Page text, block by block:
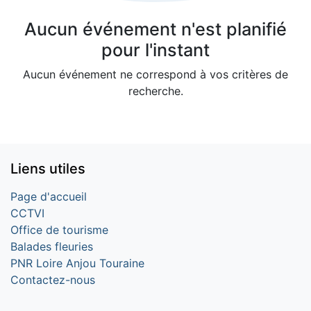
Aucun événement n'est planifié
pour l'instant
Aucun événement ne correspond à vos critères de
recherche.
Liens utiles
Page d'accueil
CCTVI
Office de tourisme
Balades fleuries
PNR Loire Anjou Touraine
Contactez-nous